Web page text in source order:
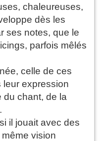
chaleureuses,
dès les
ses notes, que le
parfois mêlés
celle de ces
leur expression
du chant, de la
il jouait avec des
vision